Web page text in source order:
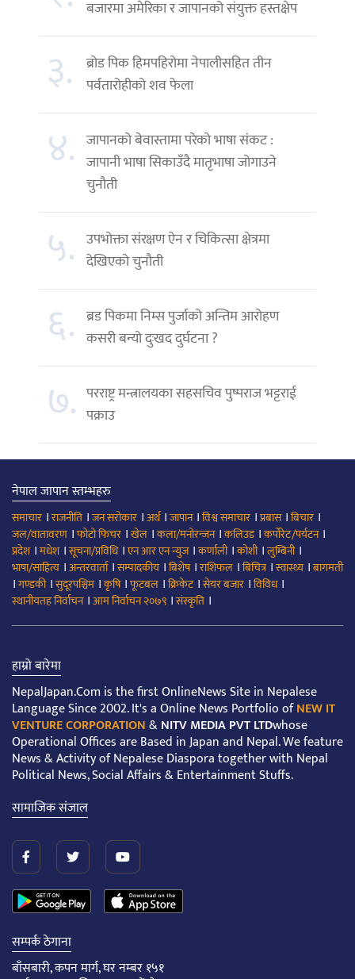
बजारमा अमेरिका र जापानको संयुक्त हस्तक्षेप
३.
ब्रोड पिक हिमपहिरोमा नेपालीसहित तीन
पर्वतारोहीको शव फेला
४. जापानको बेवास्तामा परेको भाषा संकट :
जापानी भाषा सिकाउँदै मातृभाषा जोगाउने
चुनौती
५. उपभोक्ता संरक्षण ऐन र चिकित्सा क्षेत्रमा
देखिएको चुनौती
६. ब्रड पिकमा निम्स पुर्जाको अन्तिम आरोहण
कसरी बन्यो दुःखद दुर्घटना ?
७. परराष्ट्र मन्त्रालयका सहसचिव पुष्पराज भट्टराई
पक्राउ
नेपाल जापान स्तम्भहरु
समाचार ।राजनीति ।जन सरोकार ।अर्थ।जापान।विश्व समाचार ।प्रबास।बिचार ।
जल/वातावरण ।फोटो फिचर ।खेल ।कला/मनोरन्जन।कलिउड।कर्पोरेट/पर्यटन।
प्रदेश।मधेश।सूचना/प्रविधि।एन आर एन न्युज।कर्णाली।कोशी।लुम्बिनी।
भाषा/साहित्य ।अन्तरवार्ता।सम्पादकीय ।बिशेष।राशिफल ।बिचित्र।स्वास्थ्य ।बागमती
।गण्डकी।सुदूरपश्चिम ।कृषि।फूटबल ।क्रिकेट।सेयर बजार ।विविध।
स्थानीयतह निर्वाचन।आम निर्वाचन २०७९ ।संस्कृति ।
हाम्रो बारेमा
NepalJapan.Com is the first OnlineNews Site in Nepalese
Language Since 2002. It's a Online News Portfolio ofNEW IT
VENTURE CORPORATION&NITV MEDIA PVT LTDwhose
Operational Offices are Based in Japan and Nepal. We feature
News & Activity of Nepalese Diaspora together with Nepal
Political News, Social Affairs & Entertainment Stuffs.
सामाजिक संजाल
सम्पर्क ठेगाना
बाँसबारी, कपन मार्ग, घर नम्बर १५१